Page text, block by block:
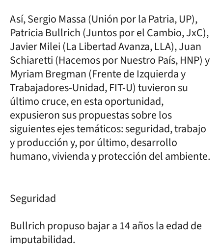
Así, Sergio Massa (Unión por la Patria, UP),
Patricia Bullrich (Juntos por el Cambio, JxC),
Javier Milei (La Libertad Avanza, LLA), Juan
Schiaretti (Hacemos por Nuestro País, HNP) y
Myriam Bregman (Frente de Izquierda y
Trabajadores-Unidad, FIT-U) tuvieron su
último cruce, en esta oportunidad,
expusieron sus propuestas sobre los
siguientes ejes temáticos: seguridad, trabajo
y producción y, por último, desarrollo
humano, vivienda y protección del ambiente.
Seguridad
Bullrich propuso bajar a 14 años la edad de
imputabilidad.